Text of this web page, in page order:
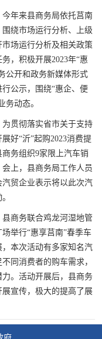
今年来县商务局依托莒南
绕市场运行分析、上级
场运行分析及相关政策
，积极开展2023年“惠
公开和政务新媒体形式
公示，围绕“惠企、便
务动态。
为贯彻落实省市关于支持
好“沂”起购2023消费提
务组织9家限上汽车销
上，县商务局工作人员
贸企业表示将以此次汽
县商务联合鸡龙河湿地管
举行“惠享莒南”春季车
本次活动有多家知名汽
同消费者的购车需求，
。活动开展后，县商务
宣传，极大的提高了展
府